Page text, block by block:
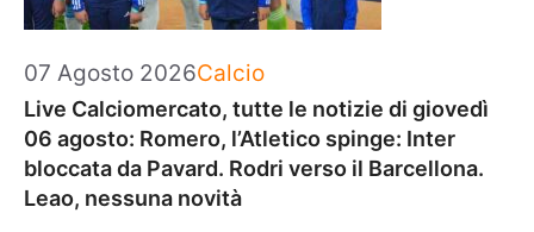
07 Agosto 2026Categorie
Calcio
Live Calciomercato, tutte le notizie di giovedì
06 agosto: Romero, l’Atletico spinge: Inter
bloccata da Pavard. Rodri verso il Barcellona.
Leao, nessuna novità